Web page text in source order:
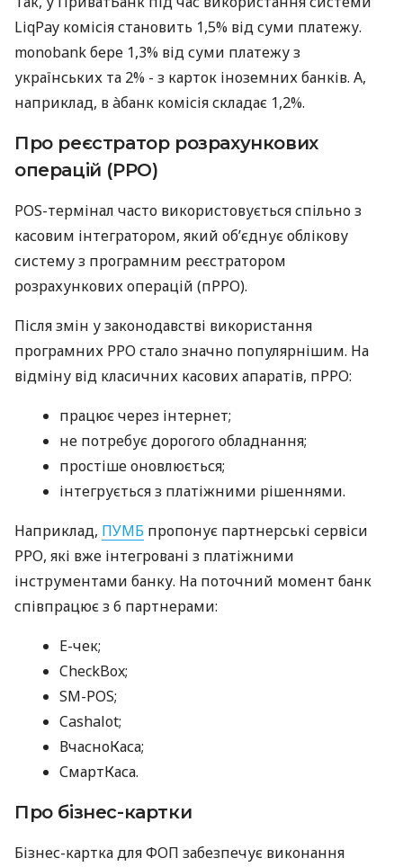
LiqPay комісія становить 1,5% від суми платежу.
monobank бере 1,3% від суми платежу з
українських та 2% - з карток іноземних банків. А,
наприклад, в àбанк комісія складає 1,2%.
Про реєстратор розрахункових
операцій (РРО)
POS-термінал часто використовується спільно з
касовим інтегратором, який об’єднує облікову
систему з програмним реєстратором
розрахункових операцій (пРРО).
Після змін у законодавстві використання
програмних РРО стало значно популярнішим. На
відміну від класичних касових апаратів, пРРО:
працює через інтернет;
не потребує дорогого обладнання;
простіше оновлюється;
інтегрується з платіжними рішеннями.
Наприклад, ПУМБ пропонує партнерські сервіси
РРО, які вже інтегровані з платіжними
інструментами банку. На поточний момент банк
співпрацює з 6 партнерами:
E-чек;
CheckBox;
SM-POS;
Cashalot;
ВчасноКаса;
СмартКаса.
Про бізнес-картки
Бізнес-картка для ФОП забезпечує виконання